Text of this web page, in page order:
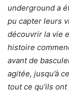
underground a
pu capter leurs
découvrir la vie
histoire
avant de
agitée, jusqu’à
tout ce qu’ils